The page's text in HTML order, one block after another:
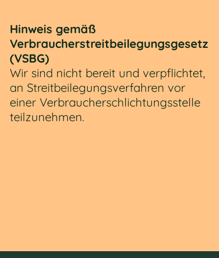
Hinweis gemäß
Verbraucherstreitbeilegungsgesetz
(VSBG)
Wir sind nicht bereit und verpflichtet,
an Streitbeilegungsverfahren vor
einer Verbraucherschlichtungsstelle
teilzunehmen.